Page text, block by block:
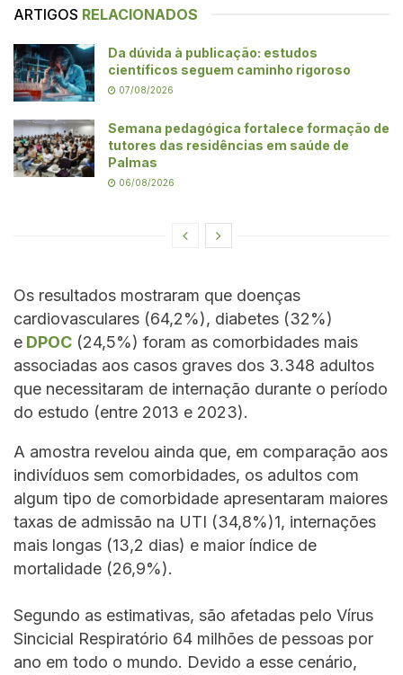
ARTIGOS RELACIONADOS
Da dúvida à publicação: estudos
científicos seguem caminho rigoroso
07/08/2026
Semana pedagógica fortalece formação de
tutores das residências em saúde de
Palmas
06/08/2026
Os resultados mostraram que doenças
cardiovasculares (64,2%), diabetes (32%)
e DPOC (24,5%) foram as comorbidades mais
associadas aos casos graves dos 3.348 adultos
que necessitaram de internação durante o período
do estudo (entre 2013 e 2023).
A amostra revelou ainda que, em comparação aos
indivíduos sem comorbidades, os adultos com
algum tipo de comorbidade apresentaram maiores
taxas de admissão na UTI (34,8%)1, internações
mais longas (13,2 dias) e maior índice de
mortalidade (26,9%).
Segundo as estimativas, são afetadas pelo Vírus
Sincicial Respiratório 64 milhões de pessoas por
ano em todo o mundo. Devido a esse cenário,